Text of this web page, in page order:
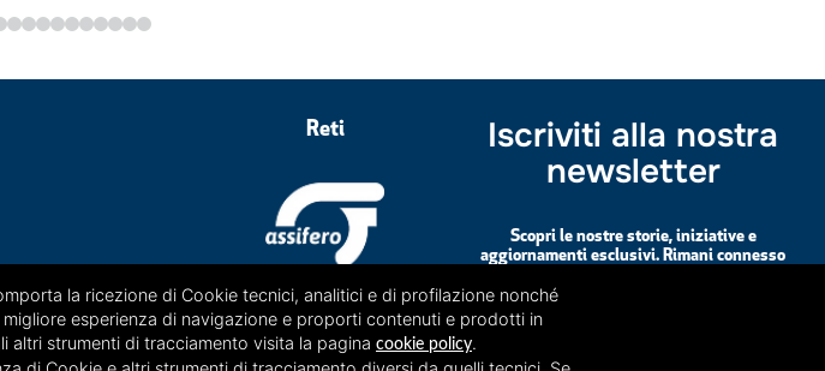
Reti
Iscriviti alla nostra
newsletter
Scopri le nostre storie, iniziative e
aggiornamenti esclusivi. Rimani connesso
la ricezione di Cookie tecnici, analitici e di profilazione nonché
esperienza di navigazione e proporti contenuti e prodotti in
altri strumenti di tracciamento visita la pagina cookie policy.